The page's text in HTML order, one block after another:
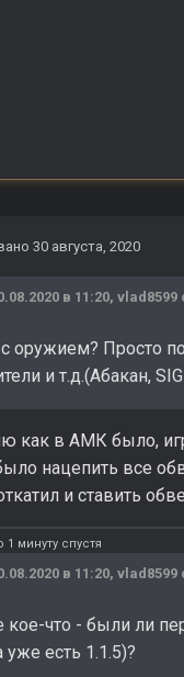
30 августа, 2020
в 11:20, vlad8599
с оружием? Просто
и т.д.(Абакан,
как в АМК было,
нацепить все
и ставить
минуту спустя
в 11:20, vlad8599
что - были ли
уже есть 1.1.5)?